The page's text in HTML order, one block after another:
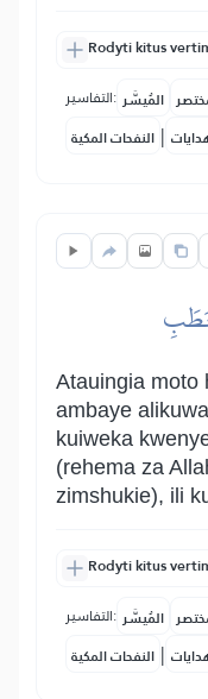
Rodyti kitus
التفاسير: المُيسَّر
النفحات المكية |
Atauingia moto
ambaye
kuiweka
(rehema za
zimshukie), ili
Rodyti kitus
التفاسير: المُيسَّر
النفحات المكية |